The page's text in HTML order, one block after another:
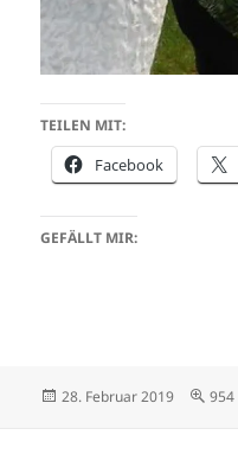
TEILEN MIT:
Facebook
GEFÄLLT MIR:
Veröffentlicht
28. Februar 2019 954